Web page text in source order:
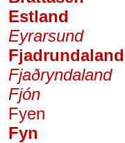
Estland
Eyrarsund
Fjadrundaland
Fjaðryndaland
Fjón
Fyen
Fyn